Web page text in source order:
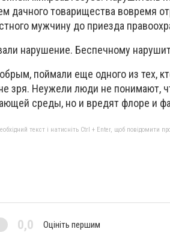
дачного товарищества вовремя
мужчину до приезда
нарушение. Беспечному
поймали еще одного из тех,
зря. Неужели люди не понимают,
среды, но и вредят флоре и
текст і натисніть Ctrl + Enter, щоб повідомити
0,0 Оцініть першим